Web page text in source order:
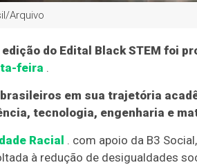
Arquivo
do Edital Black STEM foi
feira .
em sua trajetória
tecnologia, engenharia e
Racial . com apoio da B3
à redução de desigualdades